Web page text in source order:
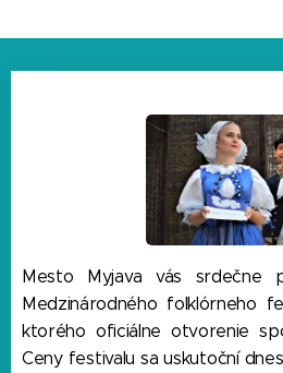
Mesto Myjava vás srdečne
Medzinárodného folklórneho
ktorého oficiálne otvorenie
Ceny festivalu sa uskutoční